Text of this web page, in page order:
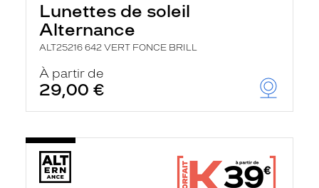
Lunettes de soleil
Alternance
ALT25216 642 VERT FONCE BRILL
À partir de
29,00 €